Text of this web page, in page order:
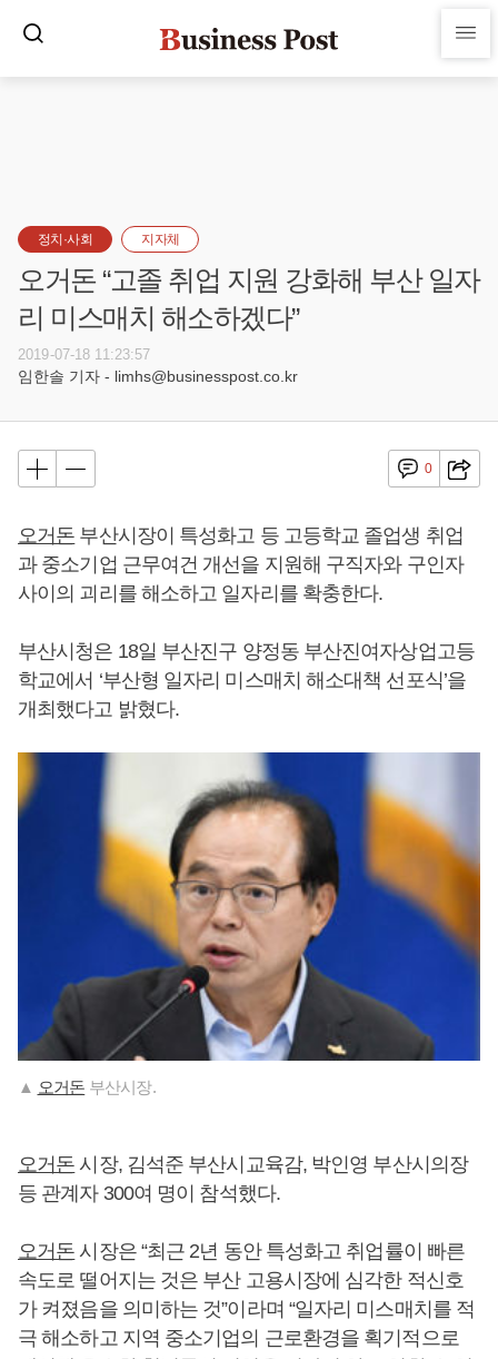
정치·사회 지자체
오거돈 “고졸 취업 지원 강화해 부산 일자
리 미스매치 해소하겠다”
2019-07-18 11:23:57
임한솔 기자 - limhs@businesspost.co.kr
0
오거돈 부산시장이 특성화고 등 고등학교 졸업생 취업
과 중소기업 근무여건 개선을 지원해 구직자와 구인자
사이의 괴리를 해소하고 일자리를 확충한다.
부산시청은 18일 부산진구 양정동 부산진여자상업고등
학교에서 ‘부산형 일자리 미스매치 해소대책 선포식’을
개최했다고 밝혔다.
▲ 오거돈 부산시장.
오거돈 시장, 김석준 부산시교육감, 박인영 부산시의장
등 관계자 300여 명이 참석했다.
오거돈 시장은 “최근 2년 동안 특성화고 취업률이 빠른
속도로 떨어지는 것은 부산 고용시장에 심각한 적신호
가 켜졌음을 의미하는 것”이라며 “일자리 미스매치를 적
극 해소하고 지역 중소기업의 근로환경을 획기적으로